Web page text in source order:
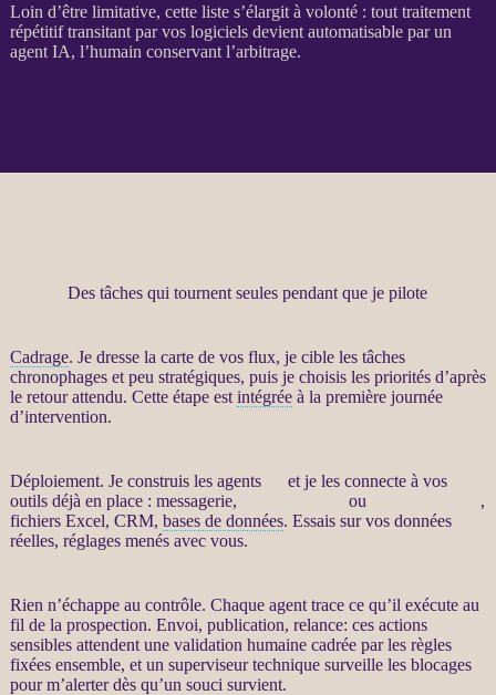
Loin d’être limitative, cette liste s’élargit à volonté : tout traitement
répétitif transitant par vos logiciels devient automatisable par un
agent IA, l’humain conservant l’arbitrage.
Des tâches qui tournent seules pendant que je pilote
Cadrage. Je dresse la carte de vos flux, je cible les tâches
chronophages et peu stratégiques, puis je choisis les priorités d’après
le retour attendu. Cette étape est intégréeà la première journée
d’intervention.
Déploiement. Je construis les agents
et je les connecte à vos
outils déjà en place : messagerie,
ou
,
fichiers Excel, CRM, bases de données. Essais sur vos données
réelles, réglages menés avec vous.
Rien n’échappe au contrôle. Chaque agenttrace ce qu’il exécute au
fil de la prospection. Envoi, publication, relance: ces actions
sensibles attendent une validation humaine cadrée par les règles
fixées ensemble, et un superviseur technique surveille les blocages
pour m’alerterdès qu’un souci survient.